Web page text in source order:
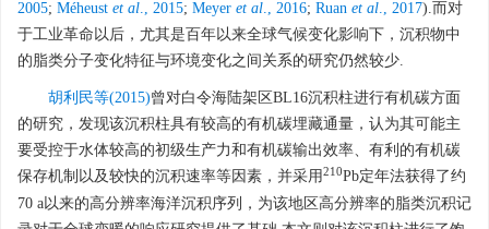
2005; Méheust et al., 2015; Meyer et al., 2016; Ruan et al., 2017).而对
于工业革命以后，尤其是百年以来全球气候变化影响下，沉积物中
的脂类分子变化特征与环境变化之间关系的研究仍然较少.
胡利民等(2015)曾对白令海陆架区BL16沉积柱进行有机碳方面
的研究，发现该沉积柱具有较高的有机碳埋藏通量，认为其可能主
要受控于水体较高的初级生产力和有机碳输出效率、有利的有机碳
保存机制以及较快的沉积速率等因素，并采用210Pb定年法获得了约
70 a以来的高分辨率海洋沉积序列，为该地区高分辨率的脂类沉积记